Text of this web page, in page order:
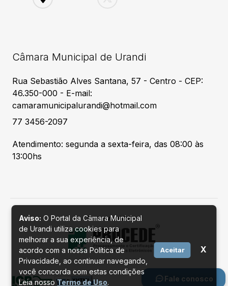
Fale conosco
Câmara Municipal de Urandi
Rua Sebastião Alves Santana, 57 - Centro - CEP:
46.350-000 - E-mail:
camaramunicipalurandi@hotmail.com
77 3456-2097
Atendimento: segunda a sexta-feira, das 08:00 às
13:00hs
Desenvolvido por
Aviso: O Portal da Câmara Municipal
de Urandi utiliza cookies para
melhorar a sua experiência, de
acordo com a nossa Política de
Privacidade, ao continuar navegando,
você concorda com estas condições
Leia nossoTermo de Uso.
Aceitar X